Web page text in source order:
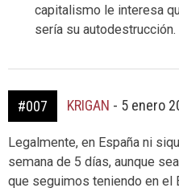
capitalismo le interesa
sería su autodestrucción.
#007 KRIGAN - 5 enero
Legalmente, en España ni
semana de 5 días, aunque
que seguimos teniendo en el